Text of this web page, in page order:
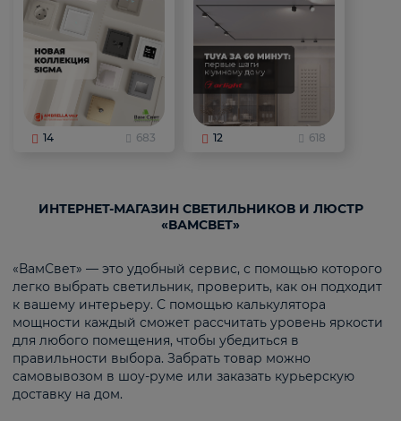
14 683 12 618
ИНТЕРНЕТ-МАГАЗИН СВЕТИЛЬНИКОВ И ЛЮСТР
«ВАМСВЕТ»
«ВамСвет» — это удобный сервис, с помощью которого
легко выбрать светильник, проверить, как он подходит
к вашему интерьеру. С помощью калькулятора
мощности каждый сможет рассчитать уровень яркости
для любого помещения, чтобы убедиться в
правильности выбора. Забрать товар можно
самовывозом в шоу-руме или заказать курьерскую
доставку на дом.